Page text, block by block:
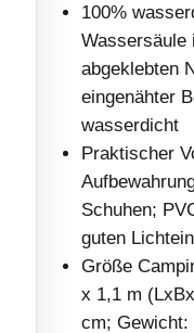
100%
Wassersäule
abgeklebten
eingenähter
wasserdicht
Praktischer
Schuhen;
guten
Größe
x 1,1 m
cm; Gewicht: